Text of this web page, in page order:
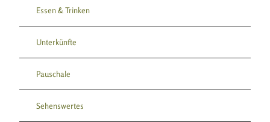
Essen & Trinken
Unterkünfte
Pauschale
Sehenswertes